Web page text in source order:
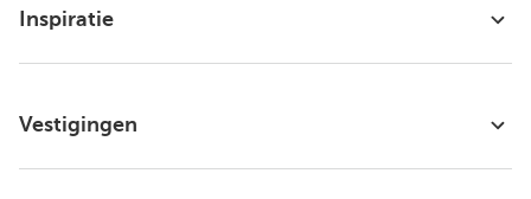
Inspiratie
Vestigingen